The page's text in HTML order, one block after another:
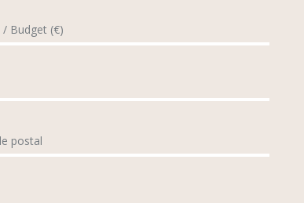
/ Budget (€)
postal